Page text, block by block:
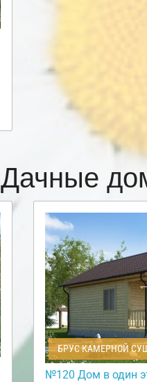
Дачные
БРУС КАМЕРНОЙ
№120 Дом в один